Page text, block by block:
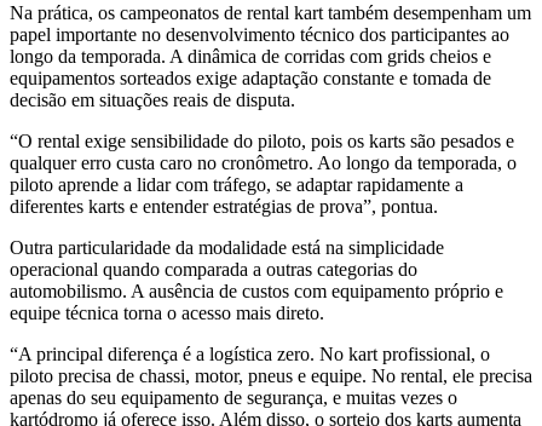
Na prática, os campeonatos de rental kart também desempenham um
papel importante no desenvolvimento técnico dos participantes ao
longo da temporada. A dinâmica de corridas com grids cheios e
equipamentos sorteados exige adaptação constante e tomada de
decisão em situações reais de disputa.
“O rental exige sensibilidade do piloto, pois os karts são pesados e
qualquer erro custa caro no cronômetro. Ao longo da temporada, o
piloto aprende a lidar com tráfego, se adaptar rapidamente a
diferentes karts e entender estratégias de prova”, pontua.
Outra particularidade da modalidade está na simplicidade
operacional quando comparada a outras categorias do
automobilismo. A ausência de custos com equipamento próprio e
equipe técnica torna o acesso mais direto.
“A principal diferença é a logística zero. No kart profissional, o
piloto precisa de chassi, motor, pneus e equipe. No rental, ele precisa
apenas do seu equipamento de segurança, e muitas vezes o
kartódromo já oferece isso. Além disso, o sorteio dos karts aumenta